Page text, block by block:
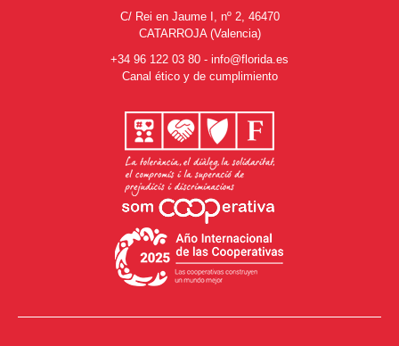
C/ Rei en Jaume I, nº 2, 46470
CATARROJA (Valencia)
+34 96 122 03 80 - info@florida.es
Canal ético y de cumplimiento